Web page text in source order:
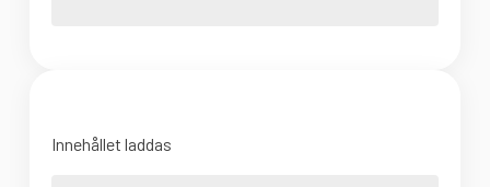
Innehållet laddas